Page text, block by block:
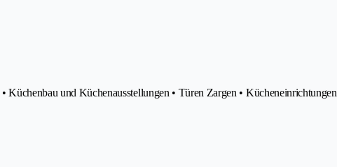
Küchenbau und Küchenausstellungen • Türen Zargen • Kücheneinrichtungen